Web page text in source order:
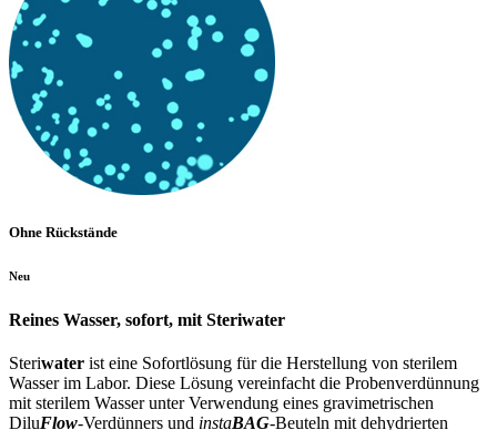
Ohne Rückstände
Neu
Reines Wasser, sofort, mit Steriwater
Steriwater ist eine Sofortlösung für die Herstellung von sterilem
Wasser im Labor. Diese Lösung vereinfacht die Probenverdünnung
mit sterilem Wasser unter Verwendung eines gravimetrischen
DiluFlow-Verdünners und instaBAG-Beuteln mit dehydrierten